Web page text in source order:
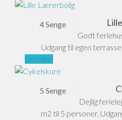
4 Senge
Godt
Udgang til egen
Detaljer
5 Senge
Dejlig
m2 til 5 personer.